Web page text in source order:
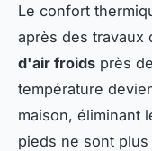
Le confort
après des travaux
d'air froids près
température
maison, éliminant
pieds ne sont